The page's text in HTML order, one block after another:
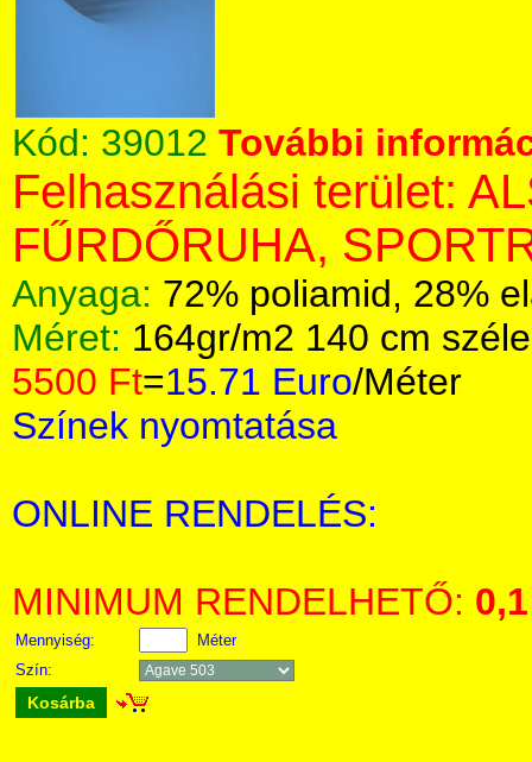
Kód: 39012 További
Felhasználási terület:
FŰRDŐRUHA,
Anyaga: 72% poliamid, 28%
Méret: 164gr/m2 140 cm
5500 Ft=15.71 Euro/Méter
Színek nyomtatása
ONLINE RENDELÉS:
MINIMUM RENDELHETŐ: 0,1
Mennyiség:
Méter
Szín:
Kosárba